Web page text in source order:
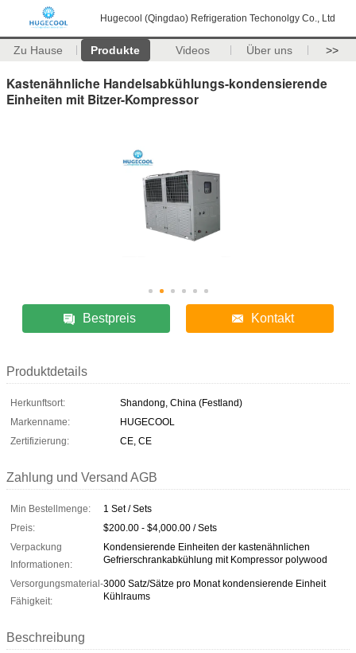
Hugecool (Qingdao) Refrigeration Techonolgy Co., Ltd
Zu Hause Produkte Videos Über uns >>
Kastenähnliche Handelsabkühlungs-kondensierende
Einheiten mit Bitzer-Kompressor
Bestpreis Kontakt
Produktdetails
Herkunftsort:
Shandong, China (Festland)
Markenname:
HUGECOOL
Zertifizierung:
CE, CE
Zahlung und Versand AGB
Min Bestellmenge:
1 Set / Sets
Preis:
$200.00 - $4,000.00 / Sets
Verpackung
Informationen:
Kondensierende Einheiten der kastenähnlichen
Gefrierschrankabkühlung mit Kompressor polywood
Versorgungsmaterial-
Fähigkeit:
3000 Satz/Sätze pro Monat kondensierende Einheit
Kühlraums
Beschreibung